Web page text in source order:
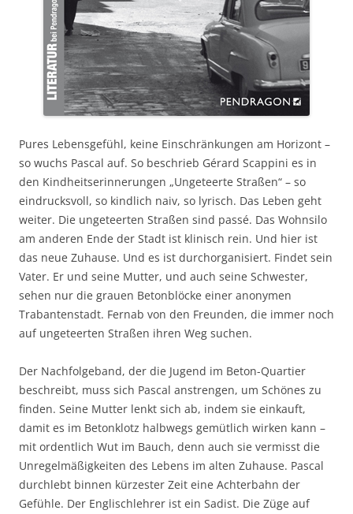
Pures Lebensgefühl, keine Einschränkungen am Horizont –
so wuchs Pascal auf. So beschrieb Gérard Scappini es in
den Kindheitserinnerungen „Ungeteerte Straßen“ – so
eindrucksvoll, so kindlich naiv, so lyrisch. Das Leben geht
weiter. Die ungeteerten Straßen sind passé. Das Wohnsilo
am anderen Ende der Stadt ist klinisch rein. Und hier ist
das neue Zuhause. Und es ist durchorganisiert. Findet sein
Vater. Er und seine Mutter, und auch seine Schwester,
sehen nur die grauen Betonblöcke einer anonymen
Trabantenstadt. Fernab von den Freunden, die immer noch
auf ungeteerten Straßen ihren Weg suchen.
Der Nachfolgeband, der die Jugend im Beton-Quartier
beschreibt, muss sich Pascal anstrengen, um Schönes zu
finden. Seine Mutter lenkt sich ab, indem sie einkauft,
damit es im Betonklotz halbwegs gemütlich wirken kann –
mit ordentlich Wut im Bauch, denn auch sie vermisst die
Unregelmäßigkeiten des Lebens im alten Zuhause. Pascal
durchlebt binnen kürzester Zeit eine Achterbahn der
Gefühle. Der Englischlehrer ist ein Sadist. Die Züge auf